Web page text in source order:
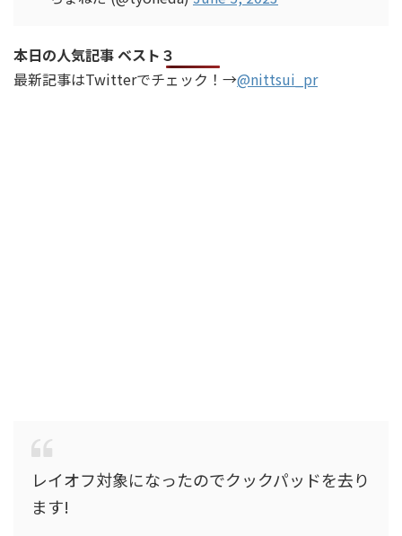
本日の人気記事 ベスト３
最新記事はTwitterでチェック！→@nittsui_pr
レイオフ対象になったのでクックパッドを去り
ます!